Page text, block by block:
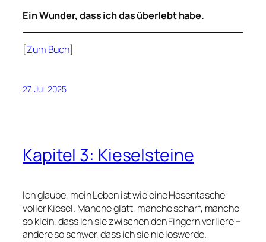
Ein Wunder, dass ich das überlebt habe.
[Zum Buch]
27. Juli 2025
Kapitel 3: Kieselsteine
Ich glaube, mein Leben ist wie eine Hosentasche
voller Kiesel. Manche glatt, manche scharf, manche
so klein, dass ich sie zwischen den Fingern verliere –
andere so schwer, dass ich sie nie loswerde.